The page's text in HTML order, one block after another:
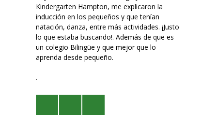
Kindergarten Hampton, me explicaron la
inducción en los pequeños y que tenían
natación, danza, entre más actividades. ¡Justo
lo que estaba buscando!. Además de que es
un colegio Bilingüe y que mejor que lo
aprenda desde pequeño.
.